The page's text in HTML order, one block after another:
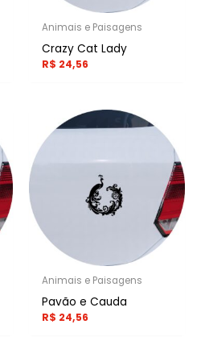
Animais e Paisagens
Crazy Cat Lady
R$ 24,56
Animais e Paisagens
Pavão e Cauda
R$ 24,56